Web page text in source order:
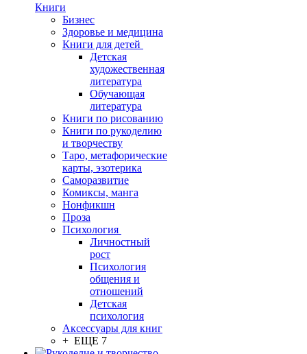
Книги
Бизнес
Здоровье и медицина
Книги для детей
Детская
художественная
литература
Обучающая
литература
Книги по рисованию
Книги по рукоделию
и творчеству
Таро, метафорические
карты, эзотерика
Саморазвитие
Комиксы, манга
Нонфикшн
Проза
Психология
Личностный
рост
Психология
общения и
отношений
Детская
психология
Аксессуары для книг
+ ЕЩЕ 7